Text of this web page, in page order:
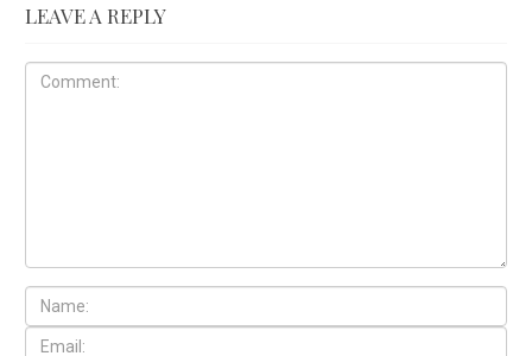
LEAVE A REPLY